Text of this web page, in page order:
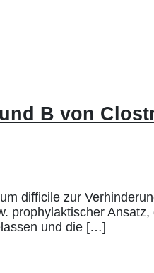
B von
difficile zur
prophylaktischer
und die […]